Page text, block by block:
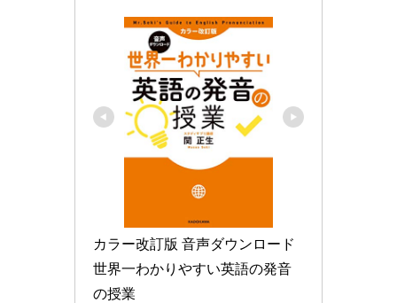
カラー改訂版 音声ダウンロード
世界一わかりやすい英語の発音
の授業